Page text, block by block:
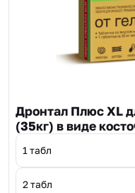
Дронтал Плюс XL
(35кг) в виде
1 табл
2 табл